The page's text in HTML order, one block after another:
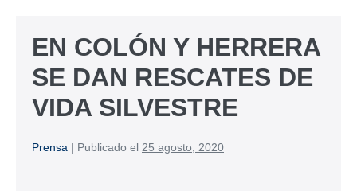
EN COLÓN Y HERRERA
SE DAN RESCATES DE
VIDA SILVESTRE
Prensa | Publicado el 25 agosto, 2020